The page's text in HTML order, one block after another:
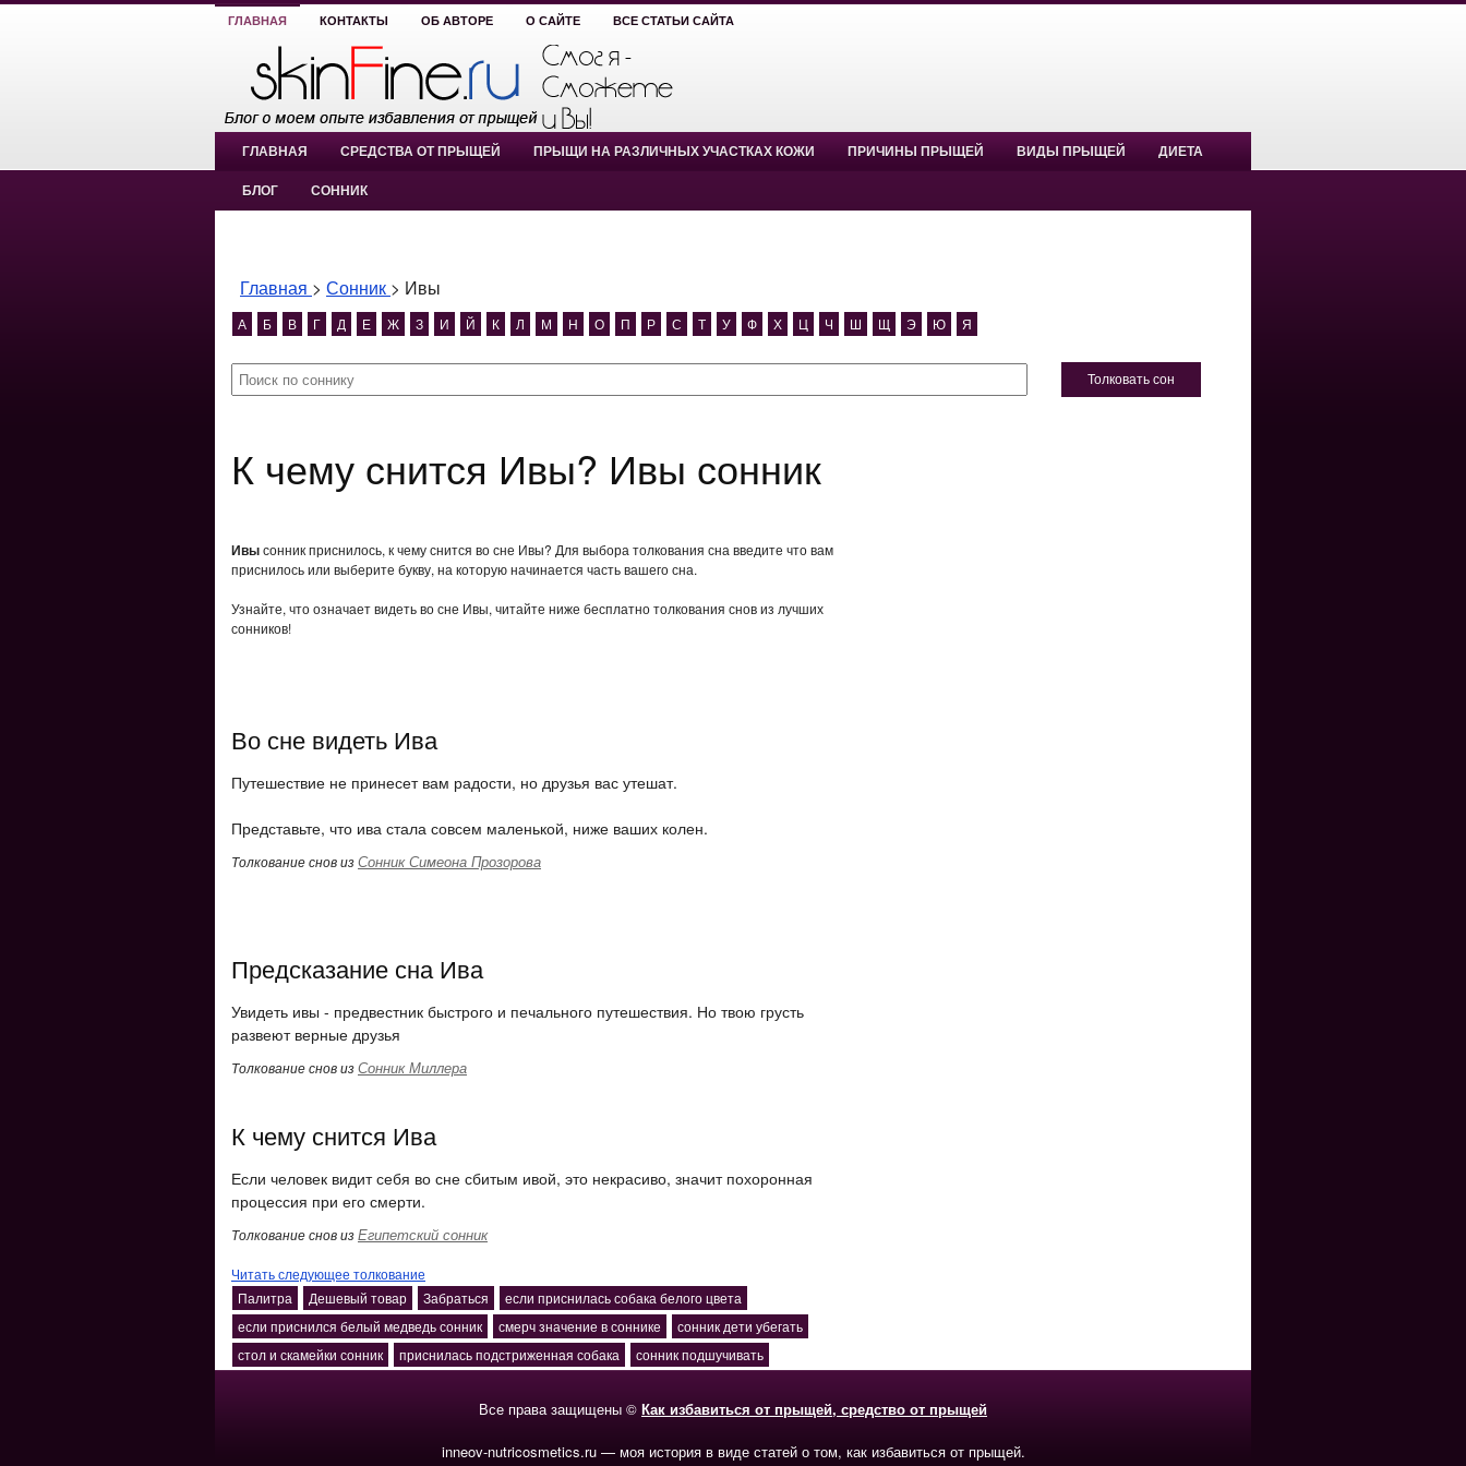
ГЛАВНАЯ КОНТАКТЫ ОБ АВТОРЕ О САЙТЕ ВСЕ СТАТЬИ САЙТА
ГЛАВНАЯ СРЕДСТВА ОТ ПРЫЩЕЙ ПРЫЩИ НА РАЗЛИЧНЫХ УЧАСТКАХ КОЖИ ПРИЧИНЫ ПРЫЩЕЙ ВИДЫ ПРЫЩЕЙ ДИЕТА
БЛОГ СОННИК
Главная > Сонник > Ивы
А Б В Г Д Е Ж З И Й К Л М Н О П Р С Т У Ф Х Ц Ч Ш Щ Э Ю Я
Толковать сон
К чему снится Ивы? Ивы сонник
Ивысонник приснилось, к чему снится во сне Ивы? Для выбора толкования сна введите что вам
приснилось или выберите букву, на которую начинается часть вашего сна.
Узнайте, что означает видеть во сне Ивы, читайте ниже бесплатно толкования снов из лучших
сонников!
Во сне видеть Ива
Путешествие не принесет вам радости, но друзья вас утешат.
Представьте, что ива стала совсем маленькой, ниже ваших колен.
Толкование снов изСонник Симеона Прозорова
Предсказание сна Ива
Увидеть ивы - предвестник быстрого и печального путешествия. Но твою грусть
развеют верные друзья
Толкование снов изСонник Миллера
К чему снится Ива
Если человек видит себя во сне сбитым ивой, это некрасиво, значит похоронная
процессия при его смерти.
Толкование снов изЕгипетский сонник
Читать следующее толкование
Палитра
Дешевый товар Забраться
если приснилась собака белого цвета
если приснился белый медведь сонник
смерч значение в соннике
сонник дети убегать
стол и скамейки сонник
приснилась подстриженная собака сонник подшучивать
Все права защищены © Как избавиться от прыщей, средство от прыщей
inneov-nutricosmetics.ru — моя история в виде статей о том, как избавиться от прыщей.